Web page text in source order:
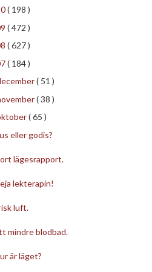
( 198 )
( 472 )
( 627 )
( 184 )
( 51 )
( 38 )
( 65 )
eller godis?
lägesrapport.
lekterapin!
luft.
mindre blodbad.
är läget?